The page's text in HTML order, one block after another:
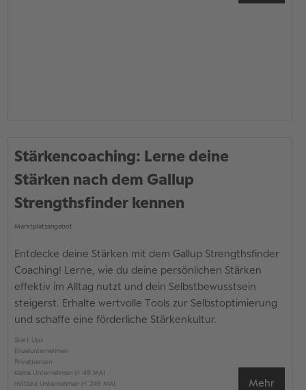
Stärkencoaching: Lerne deine
Stärken nach dem Gallup
Strengthsfinder kennen
Marktplatzangebot
Entdecke deine Stärken mit dem Gallup Strengthsfinder
Coaching! Lerne, wie du deine persönlichen Stärken
effektiv im Alltag nutzt und dein Selbstbewusstsein
steigerst. Erhalte wertvolle Tools zur Selbstoptimierung
und schaffe eine förderliche Stärkenkultur.
Start Ups
Einzelunternehmen
Privatperson
kleine Unternehmen (< 49 MA)
mittlere Unternehmen (< 249 MA)
Mehr